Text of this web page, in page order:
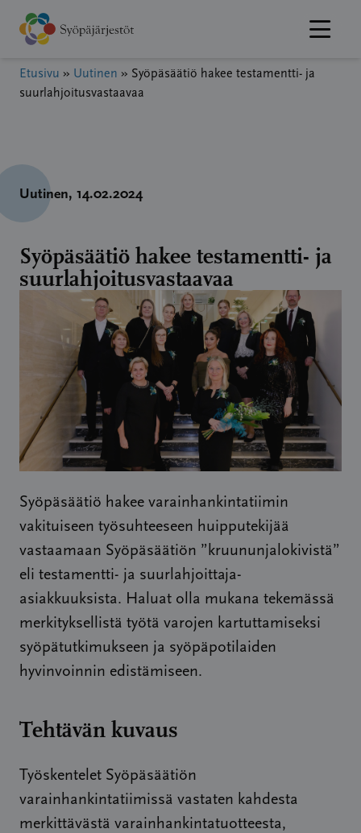
Hyppää
sisältöön
Etusivu » Uutinen » Syöpäsäätiö hakee testamentti- ja
suurlahjoitusvastaavaa
Uutinen, 14.02.2024
Syöpäsäätiö hakee testamentti- ja
suurlahjoitusvastaavaa
Syöpäsäätiö hakee varainhankintatiimin
vakituiseen työsuhteeseen huipputekijää
vastaamaan Syöpäsäätiön ”kruununjalokivistä”
eli testamentti- ja suurlahjoittaja-
asiakkuuksista. Haluat olla mukana tekemässä
merkityksellistä työtä varojen kartuttamiseksi
syöpätutkimukseen ja syöpäpotilaiden
hyvinvoinnin edistämiseen.
Tehtävän kuvaus
Työskentelet Syöpäsäätiön
varainhankintatiimissä vastaten kahdesta
merkittävästä varainhankintatuotteesta,